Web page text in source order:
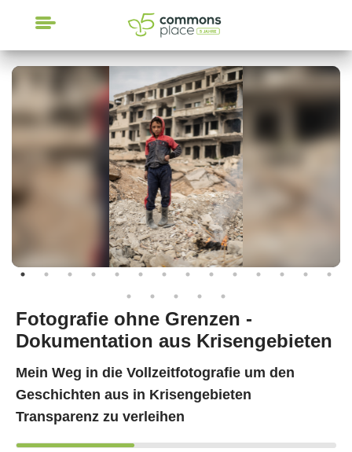
CrowdFunding
Fotografie ohne Grenzen -
Dokumentation aus Krisengebieten
Mein Weg in die Vollzeitfotografie um den
Geschichten aus in Krisengebieten
Transparenz zu verleihen